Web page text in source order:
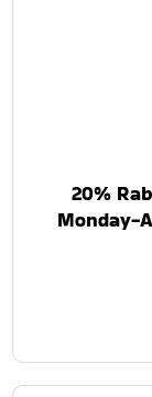
20%
Monday-